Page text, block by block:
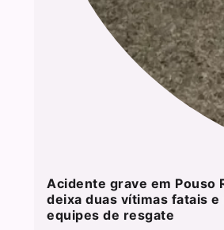
Acidente grave em Pouso
deixa duas vítimas fatais e
equipes de resgate